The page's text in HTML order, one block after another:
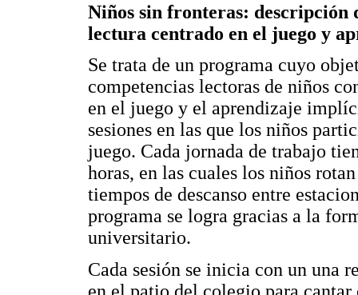
Niños sin fronteras:
lectura centrado en el juego y
Se trata de un programa cuyo
competencias lectoras de niños
en el juego y el aprendizaje
sesiones en las que los niños
juego. Cada jornada de trabajo
horas, en las cuales los niños
tiempos de descanso entre
programa se logra gracias a la
universitario.
Cada sesión se inicia con un una